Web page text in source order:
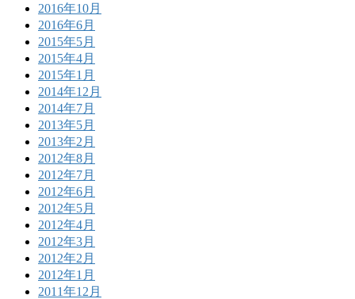
2016年10月
2016年6月
2015年5月
2015年4月
2015年1月
2014年12月
2014年7月
2013年5月
2013年2月
2012年8月
2012年7月
2012年6月
2012年5月
2012年4月
2012年3月
2012年2月
2012年1月
2011年12月